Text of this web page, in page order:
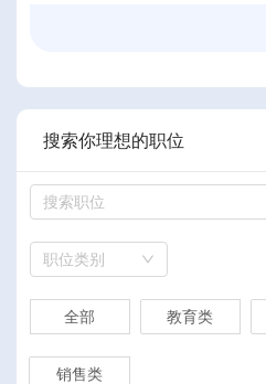
搜索你理想的职位
职位类别
全部 教育类
销售类